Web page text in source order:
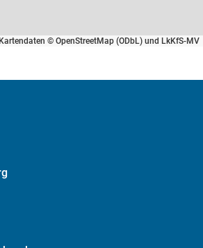
© OpenStreetMap (ODbL) und LkKfS-MV